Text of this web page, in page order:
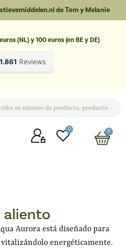
de Tom y Melanie
(NL) y 100 euros (en BE y DE)
0 0
aliento
Aurora está diseñado para
energéticamente.